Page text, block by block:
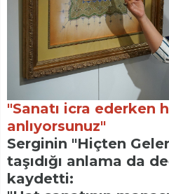
"Sanatı icra ederken
anlıyorsunuz"
Serginin "Hiçten
taşıdığı anlama da
kaydetti: